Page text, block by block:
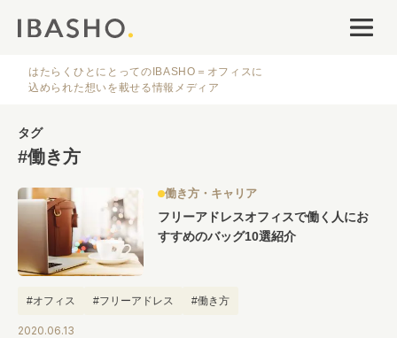
ファシリティナレッジ
IBASHOについて
人気のタグ
はたらくひとにとってのIBASHO＝オフィスに
込められた想いを載せる情報メディア
タグ
#働き方
働き方・キャリア
フリーアドレスオフィスで働く人にお
すすめのバッグ10選紹介
#オフィス #フリーアドレス #働き方
2020.06.13